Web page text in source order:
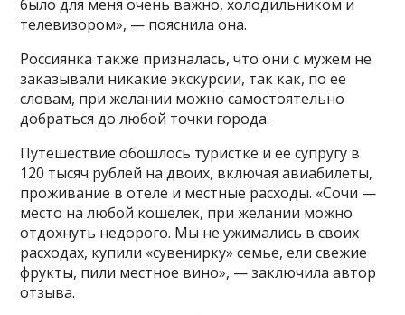
было для меня очень важно, холодильником и
телевизором», — пояснила она.
Россиянка также призналась, что они с мужем не
заказывали никакие экскурсии, так как, по ее
словам, при желании можно самостоятельно
добраться до любой точки города.
Путешествие обошлось туристке и ее супругу в
120 тысяч рублей на двоих, включая авиабилеты,
проживание в отеле и местные расходы. «Сочи —
место на любой кошелек, при желании можно
отдохнуть недорого. Мы не ужимались в своих
расходах, купили «сувенирку» семье, ели свежие
фрукты, пили местное вино», — заключила автор
отзыва.